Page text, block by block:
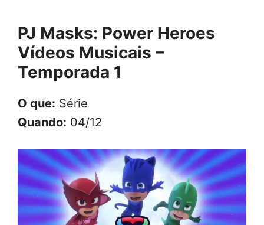
PJ Masks: Power Heroes
Vídeos Musicais –
Temporada 1
O que: Série
Quando: 04/12